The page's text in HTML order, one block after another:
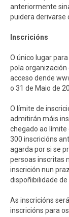
anteriormente
puidera derivarse
Inscricións
O único lugar
pola
acceso dende
o 31 de Maio de
O límite de
admitirán máis
chegado ao límite
300 inscricións
agarda por si se
persoas inscritas
inscrición nun
dispoñibilidade de
As inscricións
inscricións para